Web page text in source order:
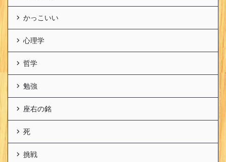
かっこいい
心理学
哲学
勉強
座右の銘
死
挑戦